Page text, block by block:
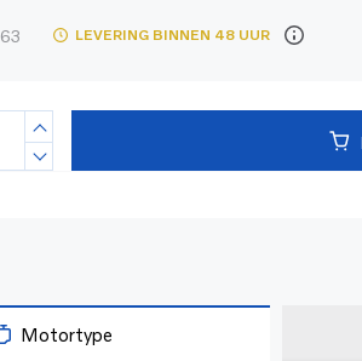
LEVERING BINNEN 48 UUR
Motortype